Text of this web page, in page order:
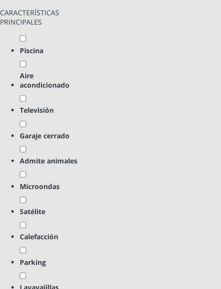
CARACTERÍSTICAS
PRINCIPALES
Piscina
Aire
acondicionado
Televisión
Garaje cerrado
Admite animales
Microondas
Satélite
Calefacción
Parking